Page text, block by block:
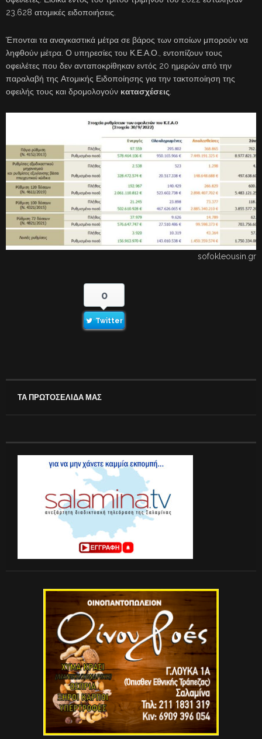
23.628 ατομικές ειδοποιήσεις.
Έπονται τα αναγκαστικά μέτρα σε βάρος των οποίων μπορούν να
ληφθούν μέτρα. Ο υπηρεσίες του Κ.Ε.Α.Ο., εντοπίζουν τους
οφειλέτες που δεν ανταποκρίθηκαν εντός 20 ημερών από την
παραλαβή της Ατομικής Ειδοποίησης για την τακτοποίηση της
οφειλής τους και δρομολογούν κατασχέσεις.
sofokleousin.gr
0
Twitter
ΤΑ ΠΡΩΤΟΣΕΛΙΔΑ ΜΑΣ